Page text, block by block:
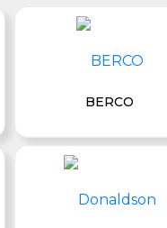
BERCO